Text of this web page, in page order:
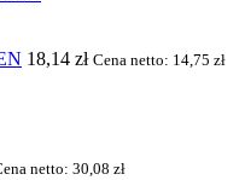
18,14 zł Cena netto: 14,75 zł
netto: 30,08 zł